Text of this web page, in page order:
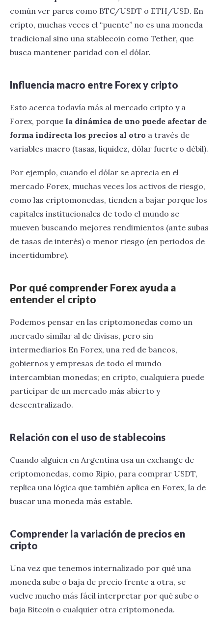
común ver pares como BTC/USDT o ETH/USD. En
cripto, muchas veces el “puente” no es una moneda
tradicional sino una stablecoin como Tether, que
busca mantener paridad con el dólar.
Influencia macro entre Forex y cripto
Esto acerca todavía más al mercado cripto y a
Forex, porque la dinámica de uno puede afectar de
forma indirecta los precios al otro a través de
variables macro (tasas, liquidez, dólar fuerte o débil).
Por ejemplo, cuando el dólar se aprecia en el
mercado Forex, muchas veces los activos de riesgo,
como las criptomonedas, tienden a bajar porque los
capitales institucionales de todo el mundo se
mueven buscando mejores rendimientos (ante subas
de tasas de interés) o menor riesgo (en periodos de
incertidumbre).
Por qué comprender Forex ayuda a
entender el cripto
Podemos pensar en las criptomonedas como un
mercado similar al de divisas, pero sin
intermediarios En Forex, una red de bancos,
gobiernos y empresas de todo el mundo
intercambian monedas; en cripto, cualquiera puede
participar de un mercado más abierto y
descentralizado.
Relación con el uso de stablecoins
Cuando alguien en Argentina usa un exchange de
criptomonedas, como Ripio, para comprar USDT,
replica una lógica que también aplica en Forex, la de
buscar una moneda más estable.
Comprender la variación de precios en
cripto
Una vez que tenemos internalizado por qué una
moneda sube o baja de precio frente a otra, se
vuelve mucho más fácil interpretar por qué sube o
baja Bitcoin o cualquier otra criptomoneda.